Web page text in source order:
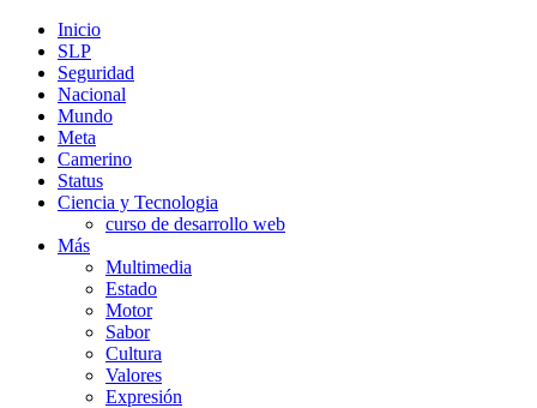
Inicio
SLP
Seguridad
Nacional
Mundo
Meta
Camerino
Status
Ciencia y Tecnologia
curso de desarrollo web
Más
Multimedia
Estado
Motor
Sabor
Cultura
Valores
Expresión